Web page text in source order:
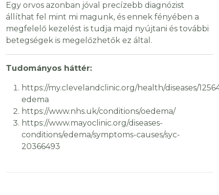
Egy orvos azonban jóval precízebb diagnózist
állíthat fel mint mi magunk, és ennek fényében a
megfelelő kezelést is tudja majd nyújtani és további
betegségek is megelőzhetők ez által.
Tudományos háttér:
https://my.clevelandclinic.org/health/diseases/
edema
https://www.nhs.uk/conditions/oedema/
https://www.mayoclinic.org/diseases-
conditions/edema/symptoms-causes/syc-
20366493